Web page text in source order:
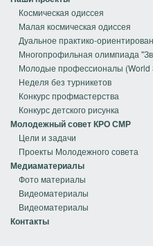
Космическая одиссея
Малая космическая одиссея
Дуальное практико-
Многопрофильная олимпиада
Молодые профессионалы (World
Неделя без турникетов
Конкурс профмастерства
Конкурс детского рисунка
Молодежный совет КРО СМР
Цели и задачи
Проекты Молодежного совета
Медиаматериалы
Фото материалы
Видеоматериалы
Видеоматериалы
Контакты